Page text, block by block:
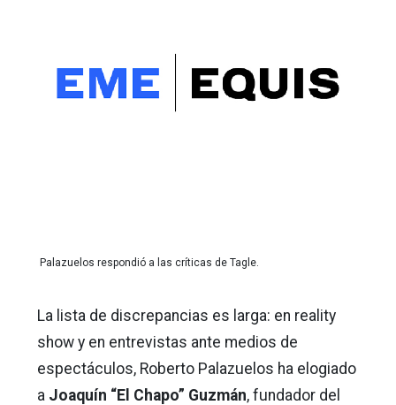
Palazuelos respondió a las críticas de Tagle.
La lista de discrepancias es larga: en reality
show y en entrevistas ante medios de
espectáculos, Roberto Palazuelos ha elogiado
a Joaquín “El Chapo” Guzmán, fundador del